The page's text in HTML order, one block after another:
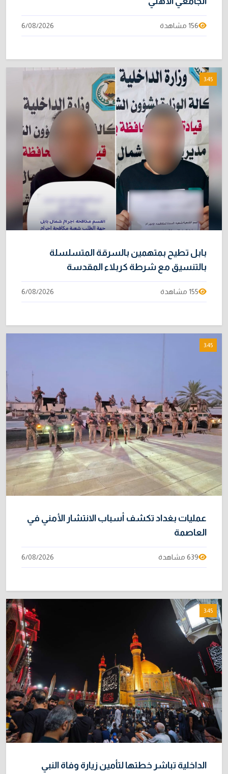
156 مشاهدة 6/08/2026
3:45
بابل تطيح بمتهمين بالسرقة المتسلسلة
بالتنسيق مع شرطة كربلاء المقدسة
155 مشاهدة 6/08/2026
3:45
عمليات بغداد تكشف أسباب الانتشار الأمني في
العاصمة
639 مشاهدة 6/08/2026
3:45
الداخلية تباشر خطتها لتأمين زيارة وفاة النبي